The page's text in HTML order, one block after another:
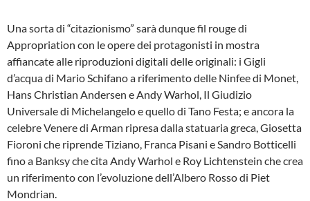
Una sorta di “citazionismo” sarà dunque fil rouge di
Appropriation con le opere dei protagonisti in mostra
affiancate alle riproduzioni digitali delle originali: i Gigli
d’acqua di Mario Schifano a riferimento delle Ninfee di Monet,
Hans Christian Andersen e Andy Warhol, Il Giudizio
Universale di Michelangelo e quello di Tano Festa; e ancora la
celebre Venere di Arman ripresa dalla statuaria greca, Giosetta
Fioroni che riprende Tiziano, Franca Pisani e Sandro Botticelli
fino a Banksy che cita Andy Warhol e Roy Lichtenstein che crea
un riferimento con l’evoluzione dell’Albero Rosso di Piet
Mondrian.